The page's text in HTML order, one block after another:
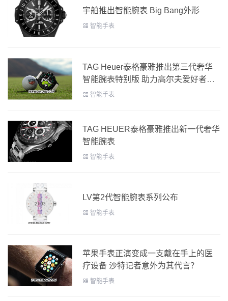
宇舶推出智能腕表 Big Bang外形
智能手表
TAG Heuer泰格豪雅推出第三代奢华
智能腕表特别版 助力高尔夫爱好者在
球场上更进一步
智能手表
TAG HEUER泰格豪雅推出新一代奢华
智能腕表
智能手表
LV第2代智能腕表系列公布
智能手表
苹果手表正演变成一支戴在手上的医
疗设备 沙特记者意外为其代言？
智能手表